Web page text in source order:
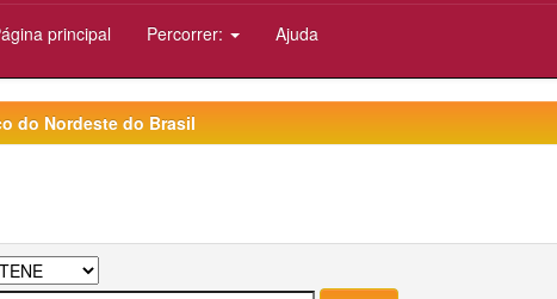
principal Percorrer: Ajuda
do Nordeste do Brasil